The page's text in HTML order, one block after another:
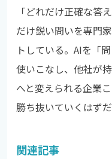
「どれだけ正確な答
だけ鋭い問いを専門
トしている。AIを「
使いこなし、他社が
へと変えられる企業
勝ち抜いていくはずだ
関連記事